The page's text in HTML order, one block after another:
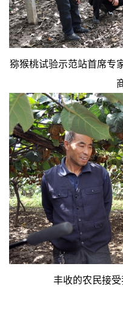
猕猴桃试验示范站首席专
丰收的农民接